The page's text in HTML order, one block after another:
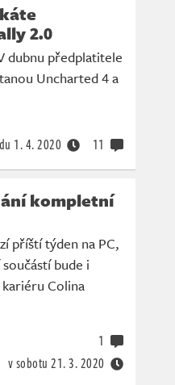
2.0
dubnu předplatitele
Uncharted 4 a
1. 4. 2020 11
kompletní
příští týden na PC,
bude i
Colina
v sobotu 21. 3. 2020
1